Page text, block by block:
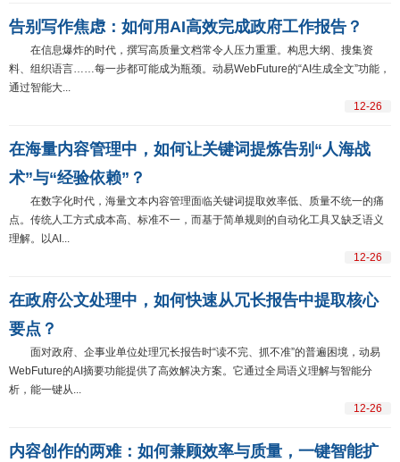
告别写作焦虑：如何用AI高效完成政府工作报告？
在信息爆炸的时代，撰写高质量文档常令人压力重重。构思大纲、搜集资
料、组织语言……每一步都可能成为瓶颈。动易WebFuture的“AI生成全文”功能，
通过智能大...
12-26
在海量内容管理中，如何让关键词提炼告别“人海战
术”与“经验依赖”？
在数字化时代，海量文本内容管理面临关键词提取效率低、质量不统一的痛
点。传统人工方式成本高、标准不一，而基于简单规则的自动化工具又缺乏语义
理解。以AI...
12-26
在政府公文处理中，如何快速从冗长报告中提取核心
要点？
面对政府、企事业单位处理冗长报告时“读不完、抓不准”的普遍困境，动易
WebFuture的AI摘要功能提供了高效解决方案。它通过全局语义理解与智能分
析，能一键从...
12-26
内容创作的两难：如何兼顾效率与质量，一键智能扩